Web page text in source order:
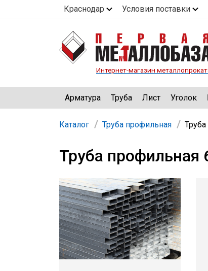
Краснодар Условия поставки
Интернет-магазин
Арматура Труба Лист Уголок
Каталог Труба профильная
Труба профильная